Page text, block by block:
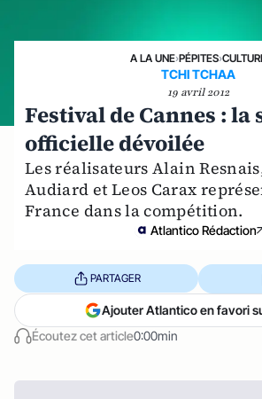
A LA UNE›PÉPITES›
TCHI TCHAA
19 avril 2012
Festival de Cannes : la
officielle dévoilée
Les réalisateurs Alain
Audiard et Leos Carax
France dans la compétition.
Atlantico Rédaction
Écoutez cet article0:00min
PARTAGER
Ajouter Atlantico en favori